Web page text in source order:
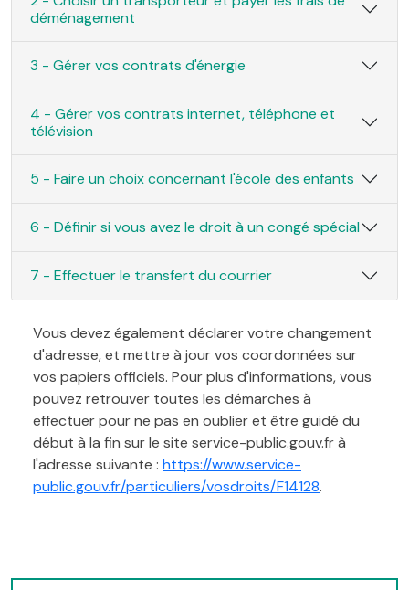
déménagement
3 - Gérer vos contrats d'énergie
4 - Gérer vos contrats internet, téléphone et
télévision
5 - Faire un choix concernant l'école des enfants
6 - Définir si vous avez le droit à un congé spécial
7 - Effectuer le transfert du courrier
Vous devez également déclarer votre changement
d'adresse, et mettre à jour vos coordonnées sur
vos papiers officiels. Pour plus d'informations, vous
pouvez retrouver toutes les démarches à
effectuer pour ne pas en oublier et être guidé du
début à la fin sur le site service-public.gouv.fr à
l'adresse suivante : https://www.service-
public.gouv.fr/particuliers/vosdroits/F14128.